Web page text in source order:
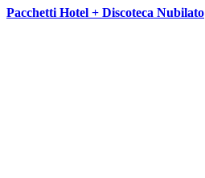
Pacchetti Hotel + Discoteca Nubilato